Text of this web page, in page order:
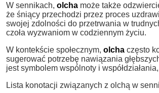
W sennikach, olcha może także
że śniący przechodzi przez proces
swojej zdolności do przetrwania w
czoła wyzwaniom w codziennym życiu.
W kontekście społecznym, olcha często
sugerować potrzebę nawiązania
jest symbolem wspólnoty i
Lista konotacji związanych z olchą w